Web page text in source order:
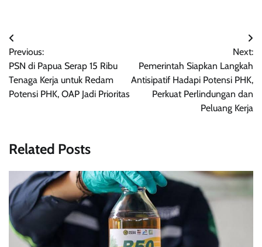
Post
navigation
Previous:
PSN di Papua Serap 15 Ribu
Tenaga Kerja untuk Redam
Potensi PHK, OAP Jadi Prioritas
Next:
Pemerintah Siapkan Langkah
Antisipatif Hadapi Potensi PHK,
Perkuat Perlindungan dan
Peluang Kerja
Related Posts